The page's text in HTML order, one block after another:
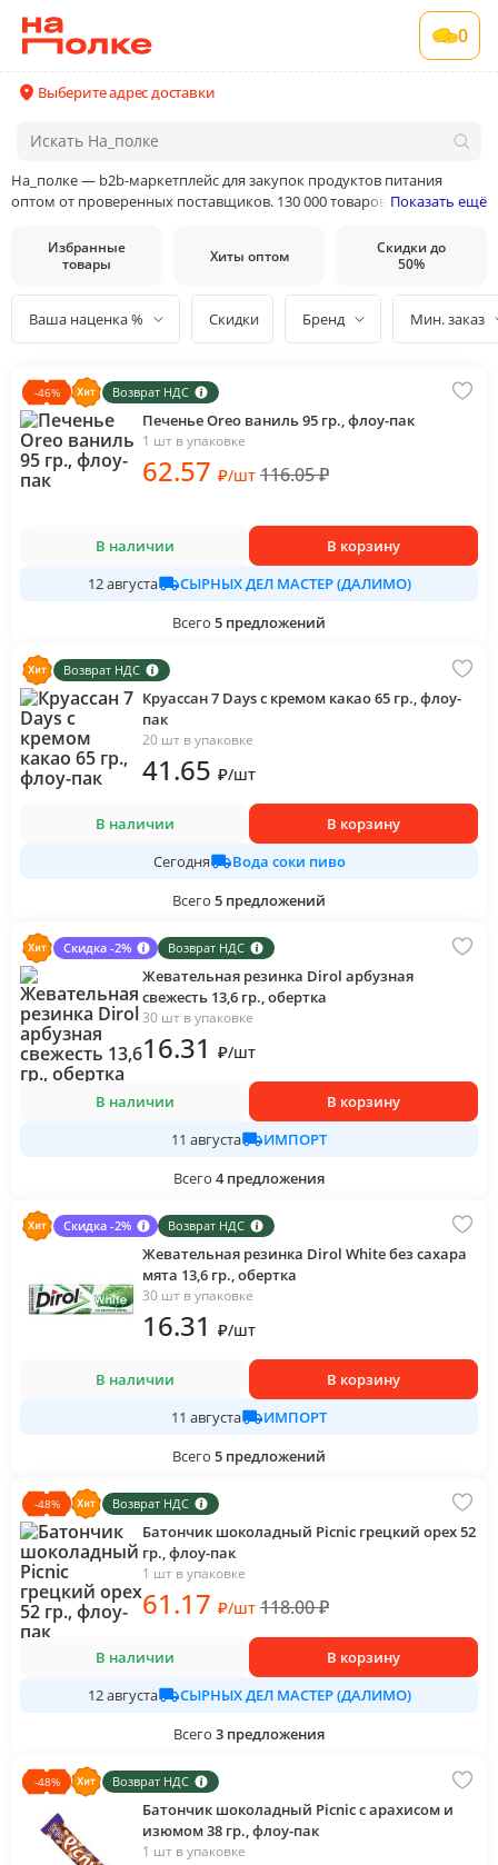
0
Выберите адрес доставки
На_полке — b2b-маркетплейс для закупок продуктов питания
оптом от проверенных поставщиков. 130 000 товаров от 400Показать ещё
Избранные
товары
Хиты оптом
Скидки до
50%
Ваша наценка % Скидки Бренд Мин. заказ
-46% Возврат НДС
Печенье Oreo ваниль 95 гр., флоу-пак
1 шт в упаковке
62.57 ₽/шт 116.05₽
В наличии
В корзину
12 августа
СЫРНЫХ ДЕЛ МАСТЕР (ДАЛИМО)
Всего 5 предложений
Возврат НДС
Круассан 7 Days с кремом какао 65 гр., флоу-
пак
20 шт в упаковке
41.65 ₽/шт
В наличии
В корзину
Сегодня
Вода соки пиво
Всего 5 предложений
Скидка -2% Возврат НДС
Жевательная резинка Dirol арбузная
свежесть 13,6 гр., обертка
30 шт в упаковке
16.31 ₽/шт
В наличии
В корзину
11 августа
ИМПОРТ
Всего 4 предложения
Скидка -2% Возврат НДС
Жевательная резинка Dirol White без сахара
мята 13,6 гр., обертка
30 шт в упаковке
16.31 ₽/шт
В наличии
В корзину
11 августа
ИМПОРТ
Всего 5 предложений
-48% Возврат НДС
Батончик шоколадный Picnic грецкий орех 52
гр., флоу-пак
1 шт в упаковке
61.17 ₽/шт 118.00₽
В наличии
В корзину
12 августа
СЫРНЫХ ДЕЛ МАСТЕР (ДАЛИМО)
Всего 3 предложения
-48% Возврат НДС
Батончик шоколадный Picnic с арахисом и
изюмом 38 гр., флоу-пак
1 шт в упаковке